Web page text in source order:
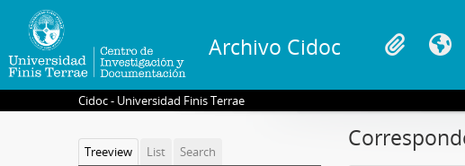
Archivo Cidoc
Cidoc - Universidad Finis Terrae
Treeview List Search